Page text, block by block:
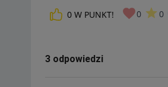
0 W PUNKT! 0 0
3 odpowiedzi